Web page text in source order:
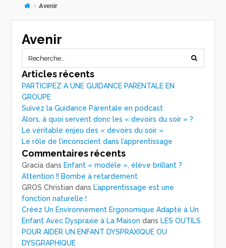
> Avenir
Avenir
Articles récents
PARTICIPEZ A UNE GUIDANCE PARENTALE EN
GROUPE
Suivez la Guidance Parentale en podcast
Alors, à quoi servent donc les « devoirs du soir » ?
Le véritable enjeu des « devoirs du soir »
Le rôle de l’inconscient dans l’apprentissage
Commentaires récents
Gracia dans Enfant « modèle », élève brillant ?
Attention !! Bombe à retardement
GROS Christian dans L’apprentissage est une
fonction naturelle !
Créez Un Environnement Ergonomique Adapté à Un
Enfant Avec Dyspraxie à La Maison dans LES OUTILS
POUR AIDER UN ENFANT DYSPRAXIQUE OU
DYSGRAPHIQUE